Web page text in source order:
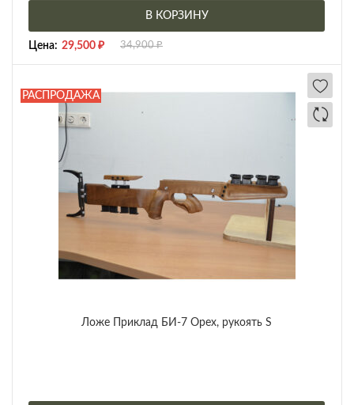
В КОРЗИНУ
Цена: 29,500 ₽ 34,900₽
РАСПРОДАЖА
Ложе Приклад БИ-7 Орех, рукоять S